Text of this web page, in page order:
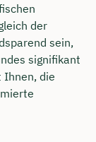
der
sein,
signifikant
Ihnen, die